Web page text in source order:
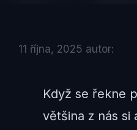
11 října, 2025 autor:
Když se řekne
většina z nás si